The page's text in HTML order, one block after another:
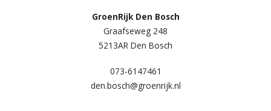
GroenRijk Den Bosch
Graafseweg 248
5213AR Den Bosch
073-6147461
den.bosch@groenrijk.nl